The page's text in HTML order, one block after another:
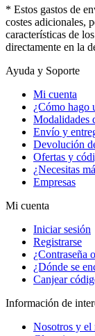
* Estos gastos de
costes adicionales,
características de
directamente en la
Ayuda y Soporte
Mi cuenta
¿Cómo hago
Modalidades
Envío y
Devolución
Ofertas y
¿Necesitas
Empresas
Mi cuenta
Iniciar sesión
Registrarse
¿Contraseña
¿Dónde se
Canjear
Información de
Nosotros y el